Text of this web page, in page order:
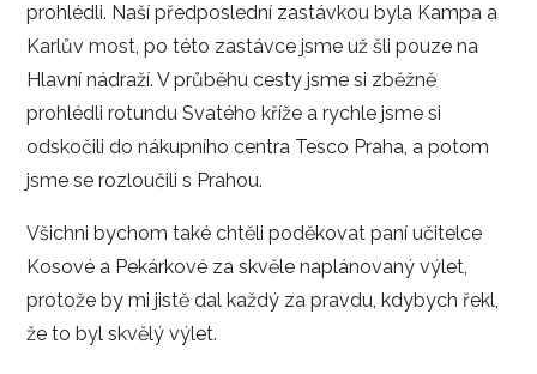
prohlédli. Naší předposlední zastávkou byla Kampa a
Karlův most, po této zastávce jsme už šli pouze na
Hlavní nádraží. V průběhu cesty jsme si zběžně
prohlédli rotundu Svatého kříže a rychle jsme si
odskočili do nákupního centra Tesco Praha, a potom
jsme se rozloučili s Prahou.
Všichni bychom také chtěli poděkovat paní učitelce
Kosové a Pekárkové za skvěle naplánovaný výlet,
protože by mi jistě dal každý za pravdu, kdybych řekl,
že to byl skvělý výlet.